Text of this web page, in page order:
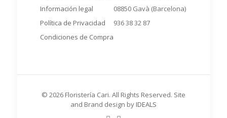
Información legal
Política de Privacidad
Condiciones de Compra
08850 Gavà (Barcelona)
936 38 32 87
© 2026 Floristería Cari. All Rights Reserved. Site
and Brand design by IDEALS